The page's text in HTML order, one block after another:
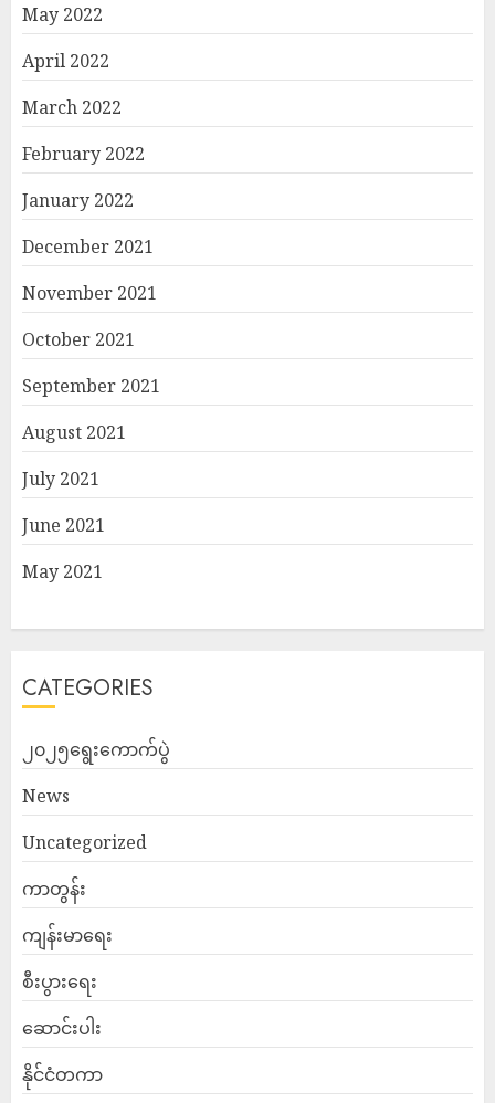
May 2022
April 2022
March 2022
February 2022
January 2022
December 2021
November 2021
October 2021
September 2021
August 2021
July 2021
June 2021
May 2021
CATEGORIES
၂၀၂၅ရွေးကောက်ပွဲ
News
Uncategorized
ကာတွန်း
ကျန်းမာရေး
စီးပွားရေး
ဆောင်းပါး
နိုင်ငံတကာ